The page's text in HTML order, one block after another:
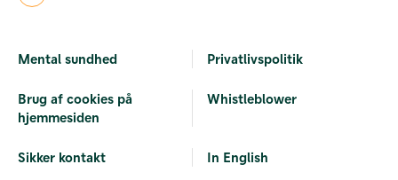
Mental sundhed Privatlivspolitik
Brug af cookies på
hjemmesiden
Whistleblower
Sikker kontakt In English